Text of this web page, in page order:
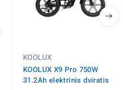
KOOLUX
KOOLUX X9 Pro 750W
31.2Ah elektrinis dviratis